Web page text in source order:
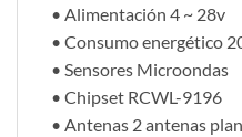
• Alimentación 4 ~ 28v
• Consumo energético
• Sensores Microondas
• Chipset RCWL-9196
• Antenas 2 antenas